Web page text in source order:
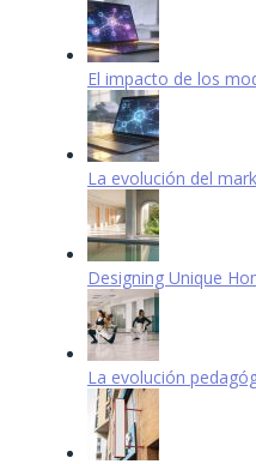
El impacto de los
La evolución del
Designing Unique
La evolución